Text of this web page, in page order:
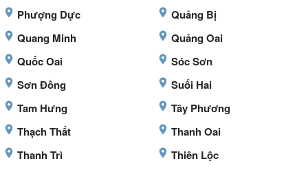
Phượng Dực
Quảng Bị
Quang Minh
Quảng Oai
Quốc Oai
Sóc Sơn
Sơn Đồng
Suối Hai
Tam Hưng
Tây Phương
Thạch Thất
Thanh Oai
Thanh Trì
Thiên Lộc